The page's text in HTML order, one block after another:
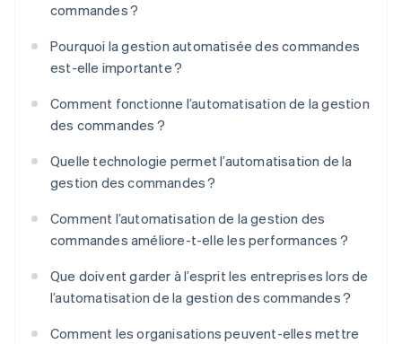
commandes ?
Pourquoi la gestion automatisée des commandes
est-elle importante ?
Comment fonctionne l’automatisation de la gestion
des commandes ?
Quelle technologie permet l’automatisation de la
gestion des commandes ?
Comment l’automatisation de la gestion des
commandes améliore-t-elle les performances ?
Que doivent garder à l’esprit les entreprises lors de
l’automatisation de la gestion des commandes ?
Comment les organisations peuvent-elles mettre